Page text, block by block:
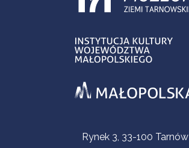
Informacje kontaktoweRynek 3, 33-100 Tarnów